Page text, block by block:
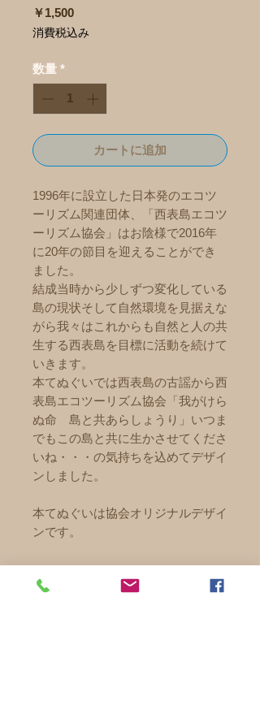
￥1,500価
格
消費税込み
数量 *
カートに追加
1996年に設立した日本発のエコツ
ーリズム関連団体、「西表島エコツ
ーリズム協会」はお陰様で2016年
に20年の節目を迎えることができ
ました。
結成当時から少しずつ変化している
島の現状そして自然環境を見据えな
がら我々はこれからも自然と人の共
生する西表島を目標に活動を続けて
いきます。
本てぬぐいでは西表島の古謡から西
表島エコツーリズム協会「我がけら
ぬ命 島と共あらしょうり」いつま
でもこの島と共に生かさせてくださ
いね・・・の気持ちを込めてデザイ
ンしました。
本てぬぐいは協会オリジナルデザイ
ンです。
商品情報